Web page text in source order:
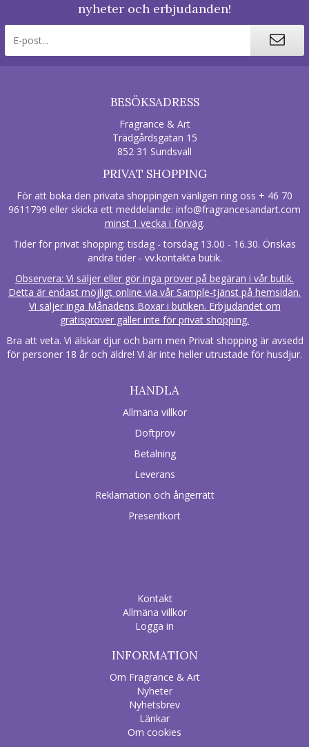
nyheter och erbjudanden!
BESÖKSADRESS
Fragrance & Art
Trädgårdsgatan 15
852 31 Sundsvall
PRIVAT SHOPPING
För att boka den privata shoppingen vänligen ring oss + 46 70
9611799 eller skicka ett meddelande: info@fragrancesandart.com
minst 1 vecka i förväg.
Tider för privat shopping: tisdag - torsdag 13.00 - 16.30. Önskas
andra tider - vv.kontakta butik.
Observera: Vi säljer eller gör inga prover på begäran i vår butik.
Detta är endast möjligt online via vår Sample-tjänst på hemsidan.
Vi säljer inga Månadens Boxar i butiken. Erbjudandet om
gratisprover gäller inte för privat shopping.
Bra att veta. Vi älskar djur och barn men Privat shopping är avsedd
för personer 18 år och äldre! Vi är inte heller utrustade för husdjur.
HANDLA
Allmäna villkor
Doftprov
Betalning
Leverans
Reklamation och ångerrätt
Presentkort
Kontakt
Allmäna villkor
Logga in
INFORMATION
Om Fragrance & Art
Nyheter
Nyhetsbrev
Länkar
Om cookies